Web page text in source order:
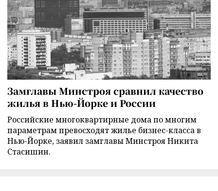
Замглавы Минстроя сравнил качество
жилья в Нью-Йорке и России
Российские многоквартирные дома по многим
параметрам превосходят жилье бизнес-класса в
Нью-Йорке, заявил замглавы Минстроя Никита
Стасишин.